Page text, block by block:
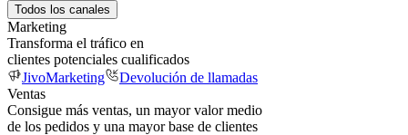
Todos los canales
Marketing
Transforma el tráfico en
clientes potenciales cualificados
JivoMarketing
Devolución de llamadas
Ventas
Consigue más ventas, un mayor valor medio
de los pedidos y una mayor base de clientes